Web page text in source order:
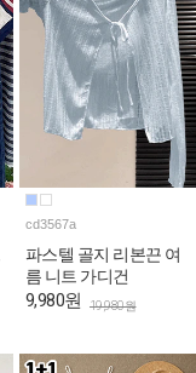
cd3567a
파스텔 골지 리본끈 여
름 니트 가디건
9,980원 19,980원